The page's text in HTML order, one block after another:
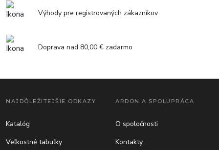
Výhody pre registrovaných zákazníkov
Doprava nad 80,00 € zadarmo
NAJDÔLEŽITEJŠIE ODKAZY
Katalóg
Veľkostné tabuľky
ARDON A SPOLUPRÁCA
O spoločnosti
Kontakty